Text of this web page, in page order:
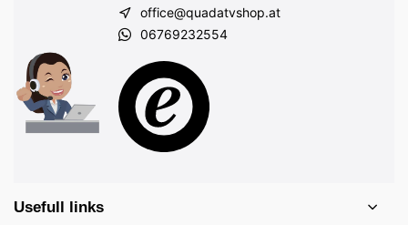
office@quadatvshop.at
06769232554
Usefull links